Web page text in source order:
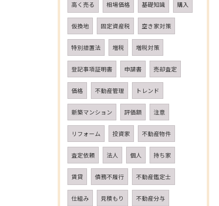
高く売る 相場価格 基礎知識 購入
仮換地 固定資産税 空き家対策
特別措置法 増税 増税対策
登記事項証明書 申請書 売却査定
価格 不動産管理 トレンド
新築マンション 評価額 注意
リフォーム 投資家 不動産物件
査定依頼 法人 個人 持ち家
賃貸 債務不履行 不動産鑑定士
仕組み 見積もり 不動産分与